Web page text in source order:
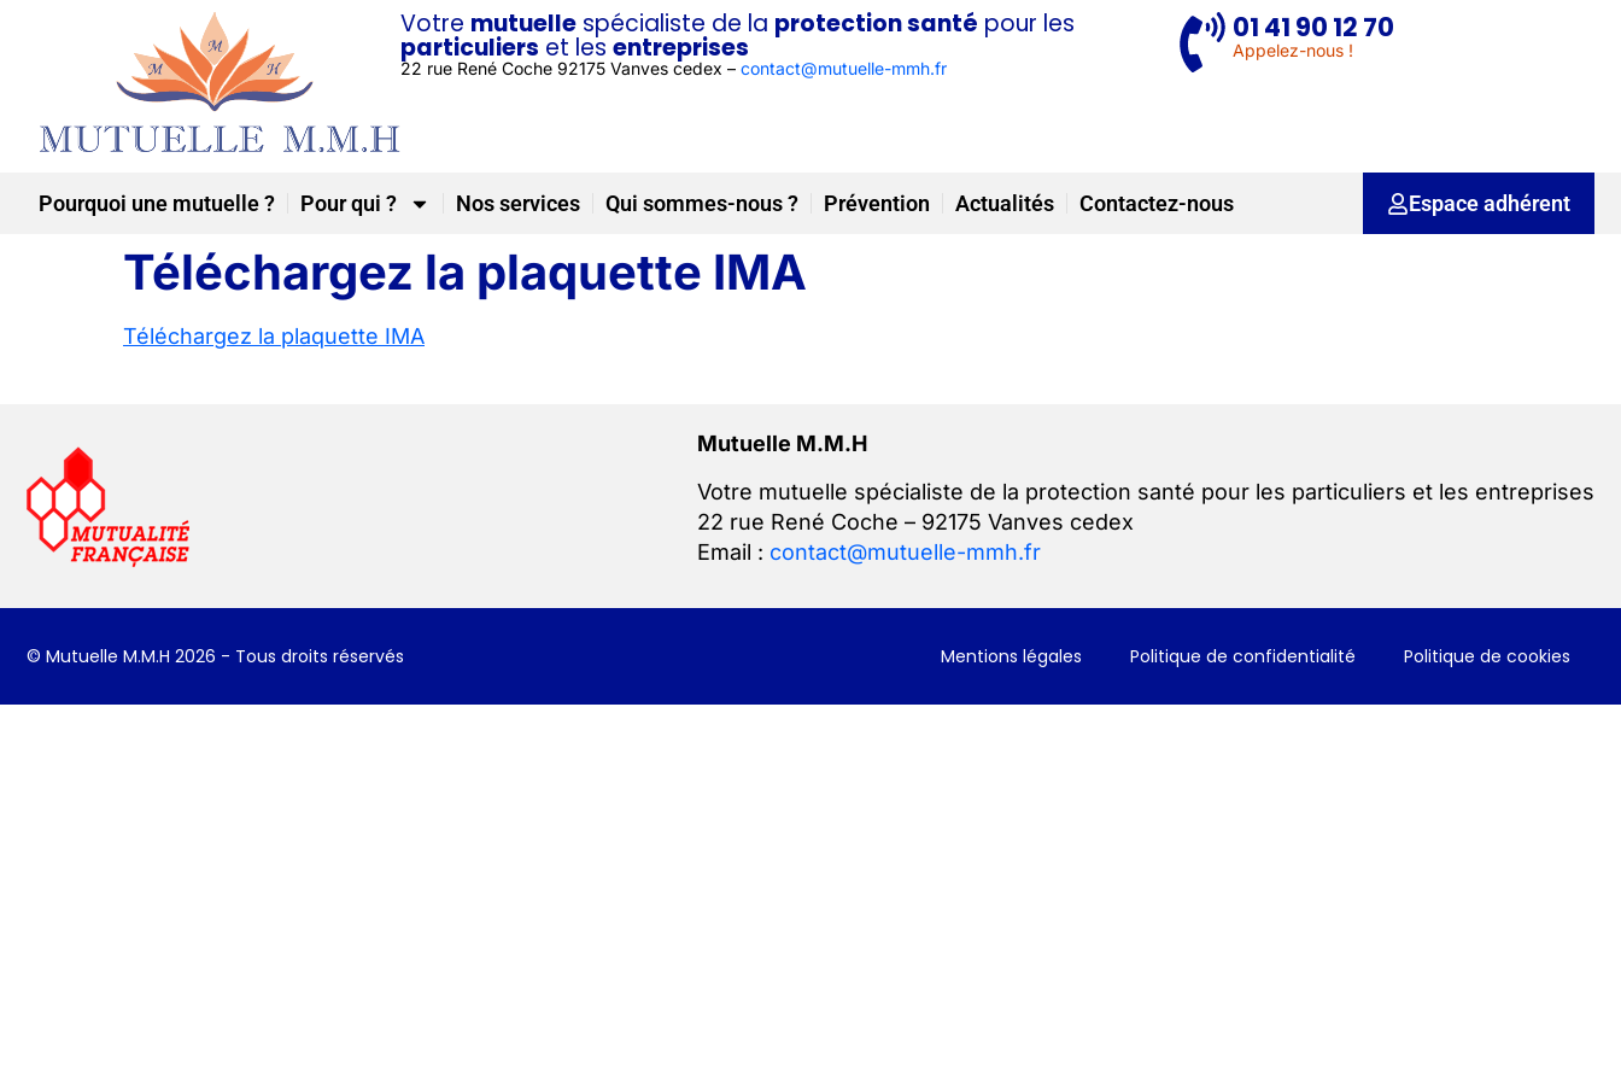
Votre mutuelle spécialiste de la protection santé pour les
particuliers et les entreprises
22 rue René Coche 92175 Vanves cedex – contact@mutuelle-mmh.fr
01 41 90 12 70
Appelez-nous !
Pourquoi une mutuelle ? Pour qui ? Nos services Qui sommes-nous ? Prévention Actualités Contactez-nous Espace adhérent
Téléchargez la plaquette IMA
Téléchargez la plaquette IMA
Mutuelle M.M.H
Votre mutuelle spécialiste de la protection santé pour les particuliers et les entreprises
22 rue René Coche – 92175 Vanves cedex
Email : contact@mutuelle-mmh.fr
© Mutuelle M.M.H 2026 - Tous droits réservés Mentions légales Politique de confidentialité Politique de cookies